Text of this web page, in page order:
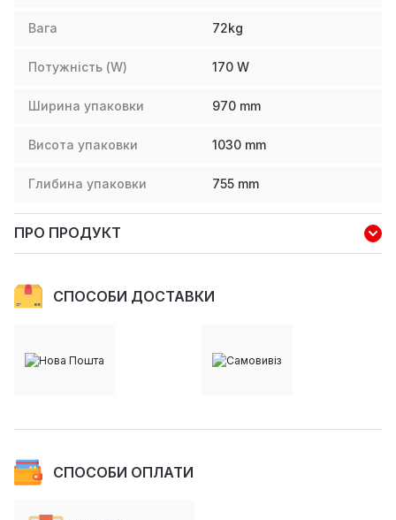
Вага 72kg
Потужність (W) 170 W
Ширина упаковки 970 mm
Висота упаковки 1030 mm
Глибина упаковки 755 mm
ПРО ПРОДУКТ
СПОСОБИ ДОСТАВКИ
СПОСОБИ ОПЛАТИ